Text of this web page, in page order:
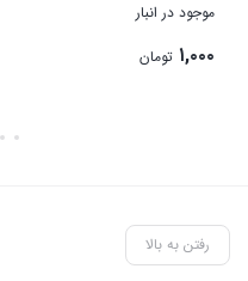
موجود در انبار
۱,۰۰۰ تومان
رفتن به بالا